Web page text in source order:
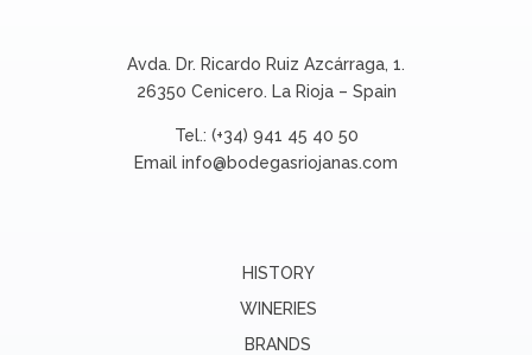
Avda. Dr. Ricardo Ruiz Azcárraga, 1.
26350 Cenicero. La Rioja – Spain
Tel.: (+34) 941 45 40 50
Email info@bodegasriojanas.com
HISTORY
WINERIES
BRANDS